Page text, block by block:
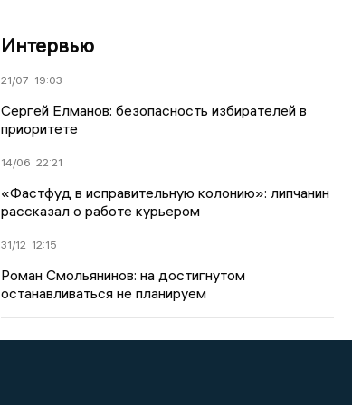
Интервью
21/07 19:03
Сергей Елманов: безопасность избирателей в
приоритете
14/06 22:21
«Фастфуд в исправительную колонию»: липчанин
рассказал о работе курьером
31/12 12:15
Роман Смольянинов: на достигнутом
останавливаться не планируем